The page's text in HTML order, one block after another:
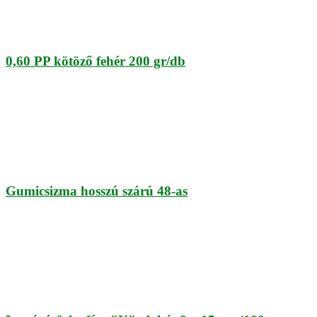
0,60 PP kötöző fehér 200 gr/db
Gumicsizma hosszú szárú 48-as